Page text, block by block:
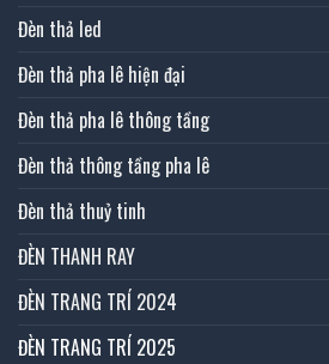
Đèn thả led
Đèn thả pha lê hiện đại
Đèn thả pha lê thông tầng
Đèn thả thông tầng pha lê
Đèn thả thuỷ tinh
ĐÈN THANH RAY
ĐÈN TRANG TRÍ 2024
ĐÈN TRANG TRÍ 2025